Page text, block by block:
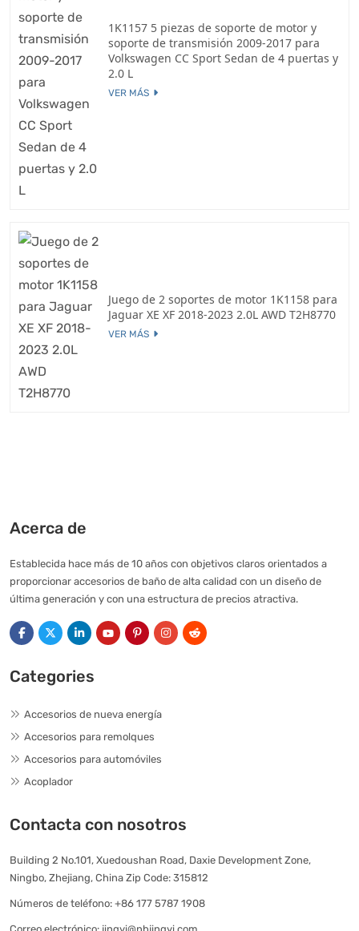
1K1157 5 piezas de soporte de motor y
soporte de transmisión 2009-2017 para
Volkswagen CC Sport Sedan de 4 puertas y
2.0 L
VER MÁS
Juego de 2 soportes de motor 1K1158 para
Jaguar XE XF 2018-2023 2.0L AWD T2H8770
VER MÁS
Acerca de
Establecida hace más de 10 años con objetivos claros orientados a
proporcionar accesorios de baño de alta calidad con un diseño de
última generación y con una estructura de precios atractiva.
Categories
Accesorios de nueva energía
Accesorios para remolques
Accesorios para automóviles
Acoplador
Contacta con nosotros
Building 2 No.101, Xuedoushan Road, Daxie Development Zone,
Ningbo, Zhejiang, China Zip Code: 315812
Números de teléfono: +86 177 5787 1908